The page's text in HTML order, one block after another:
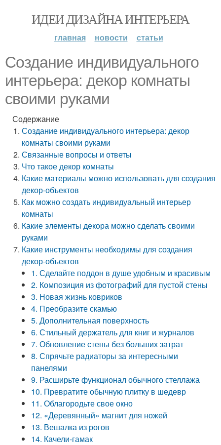
ИДЕИ ДИЗАЙНА ИНТЕРЬЕРА
главная новости статьи
Создание индивидуального
интерьера: декор комнаты
своими руками
Содержание
Создание индивидуального интерьера: декор
комнаты своими руками
Связанные вопросы и ответы
Что такое декор комнаты
Какие материалы можно использовать для создания
декор-объектов
Как можно создать индивидуальный интерьер
комнаты
Какие элементы декора можно сделать своими
руками
Какие инструменты необходимы для создания
декор-объектов
1. Сделайте поддон в душе удобным и красивым
2. Композиция из фотографий для пустой стены
3. Новая жизнь ковриков
4. Преобразите скамью
5. Дополнительная поверхность
6. Стильный держатель для книг и журналов
7. Обновление стены без больших затрат
8. Спрячьте радиаторы за интересными
панелями
9. Расширьте функционал обычного стеллажа
10. Превратите обычную плитку в шедевр
11. Облагородьте свое окно
12. «Деревянный» магнит для ножей
13. Вешалка из рогов
14. Качели-гамак